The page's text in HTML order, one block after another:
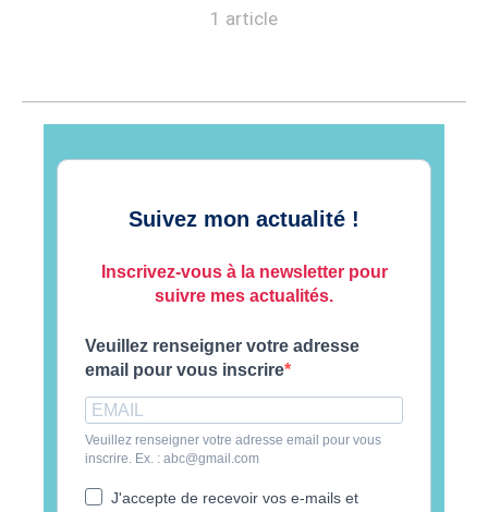
1 article
Suivez mon actualité !
Inscrivez-vous à la newsletter pour
suivre mes actualités.
Veuillez renseigner votre adresse
email pour vous inscrire
Veuillez renseigner votre adresse email pour vous
inscrire. Ex. : abc@gmail.com
J'accepte de recevoir vos e-mails et